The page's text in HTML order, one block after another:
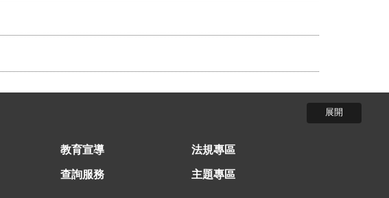
教育宣導 法規專區
查詢服務 主題專區